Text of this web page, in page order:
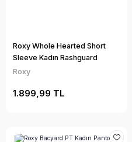
Roxy Whole Hearted Short
Sleeve Kadın Rashguard
Roxy
1.899,99 TL